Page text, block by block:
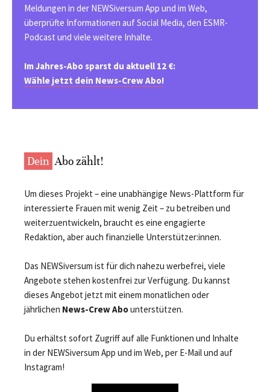
Meldungen in der NEWSiversum App und im Web,
überprüfte Informationen auf Social Media, den ESMR-
Podcast und viele weitere Inhalte.
Im Jahres-Abo sparst du aktuell 12 €:
Wähle jetzt dein News-Crew Abo!
Dein Abo zählt!
Um dieses Projekt – eine unabhängige News-Plattform für
interessierte Frauen mit wenig Zeit – zu betreiben und
weiterzuentwickeln, braucht es eine engagierte
Redaktion, aber auch finanzielle Unterstützer:innen.
Das NEWSiversum ist für dich nahezu werbefrei, viele
Angebote stehen kostenfrei zur Verfügung. Du kannst
dieses Angebot jetzt mit einem monatlichen oder
jährlichen News-Crew Abounterstützen.
Du erhältst sofort Zugriff auf alle Funktionen und Inhalte
in der NEWSiversum App und im Web, per E-Mail und auf
Instagram!